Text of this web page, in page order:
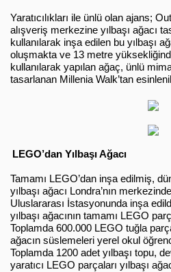
Yaratıcılıkları ile ünlü olan ajans;
alışveriş merkezine yılbaşı ağacı
kullanılarak inşa edilen bu yılbaşı
oluşmakta ve 13 metre
kullanılarak yapılan ağaç, ünlü
tasarlanan Millenia Walk’tan
LEGO’dan Yılbaşı Ağacı
Tamamı LEGO’dan inşa edilmiş,
yılbaşı ağacı Londra’nın
Uluslararası İstasyonunda inşa
yılbaşı ağacının tamamı LEGO
Toplamda 600.000 LEGO tuğla
ağacın süslemeleri yerel okul
Toplamda 1200 adet yılbaşı topu,
yaratıcı LEGO parçaları yılbaşı